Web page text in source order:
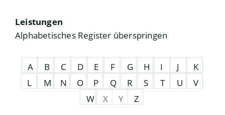
Leistungen
Alphabetisches Register überspringen
A B C D E F G H I J
K
L
M N O P Q R S T U
V
W
X Y Z